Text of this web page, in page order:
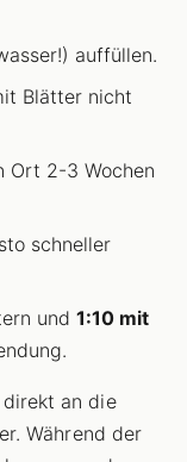
auffüllen.
Blätter nicht
Ort 2-3 Wochen
schneller
und 1:10 mit
an die
Während der